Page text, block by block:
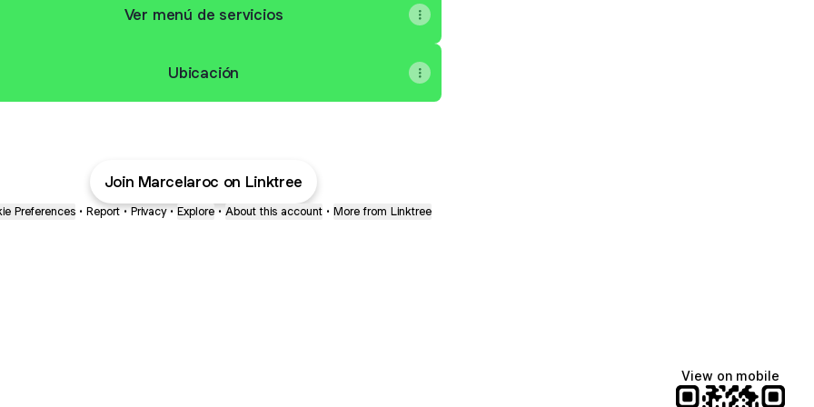
Ver menú de servicios
Ubicación
Join Marcelaroc on Linktree
Preferences • Report • Privacy • Explore • About this account • More from Linktree
View on mobile